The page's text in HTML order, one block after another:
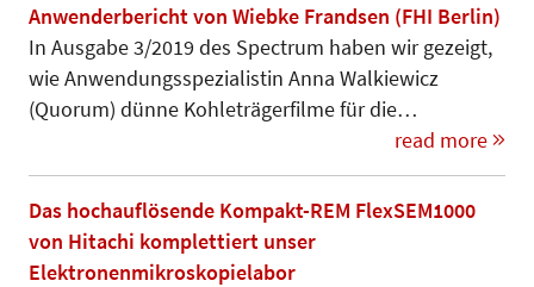
Anwenderbericht von Wiebke Frandsen (FHI Berlin)
In Ausgabe 3/2019 des Spectrum haben wir gezeigt,
wie Anwendungsspezialistin Anna Walkiewicz
(Quorum) dünne Kohleträgerfilme für die…
read more
Das hochauflösende Kompakt-REM FlexSEM1000
von Hitachi komplettiert unser
Elektronenmikroskopielabor